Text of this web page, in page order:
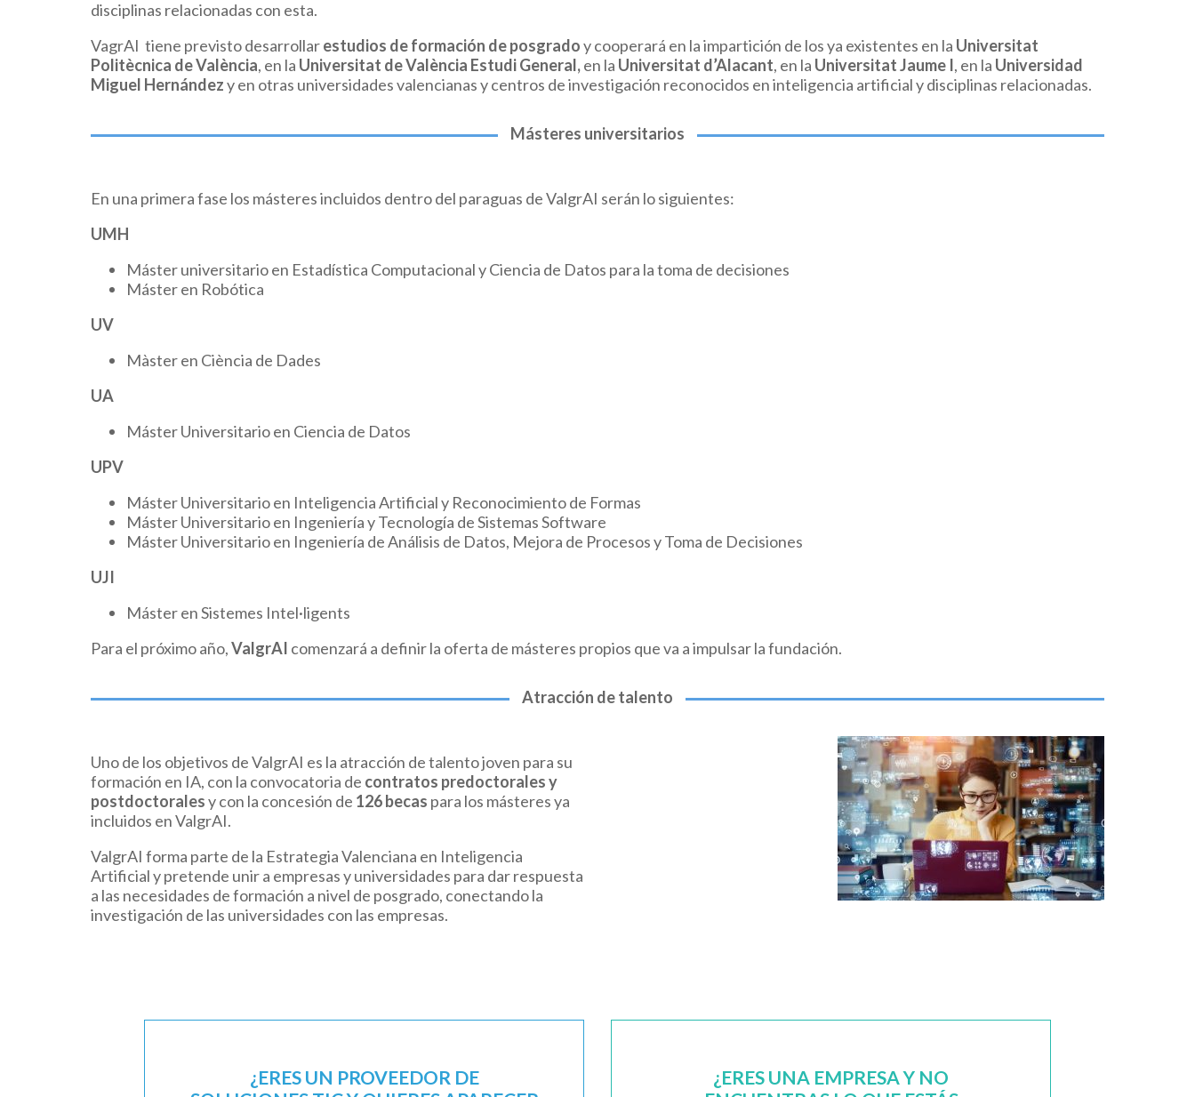
disciplinas relacionadas con esta.
VagrAI tiene previsto desarrollarestudios de formación de posgradoy cooperará en la impartición de los ya existentes en la Universitat
Politècnica de València, en la Universitat de València Estudi General,en la Universitat d’Alacant, en la Universitat Jaume I, en la Universidad
Miguel Hernándezy en otras universidades valencianas y centros de investigación reconocidos en inteligencia artificial y disciplinas relacionadas.
Másteres universitarios
En una primera fase los másteres incluidos dentro del paraguas de ValgrAI serán lo siguientes:
UMH
Máster universitario en Estadística Computacional y Ciencia de Datos para la toma de decisiones
Máster en Robótica
UV
Màster en Ciència de Dades
UA
Máster Universitario en Ciencia de Datos
UPV
Máster Universitario en Inteligencia Artificial y Reconocimiento de Formas
Máster Universitario en Ingeniería y Tecnología de Sistemas Software
Máster Universitario en Ingeniería de Análisis de Datos, Mejora de Procesos y Toma de Decisiones
UJI
Máster en Sistemes Intel·ligents
Para el próximo año,ValgrAI comenzará a definir la oferta de másteres propios que va a impulsar la fundación.
Atracción de talento
Uno de los objetivos de ValgrAI es la atracción de talento joven para su
formación en IA, con la convocatoria de contratos predoctorales y
postdoctoralesy con la concesión de 126 becas para los másteres ya
incluidos en ValgrAI.
ValgrAI forma parte de la Estrategia Valenciana en Inteligencia
Artificial y pretende unir a empresas y universidades para dar respuesta
a las necesidades de formación a nivel de posgrado, conectando la
investigación de las universidades con las empresas.
¿ERES UN PROVEEDOR DE
¿ERES UNA EMPRESA Y NO